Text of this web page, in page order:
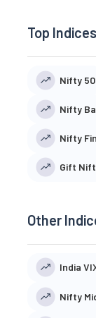
Top Indices
Nifty 50
Nifty
Nifty
Gift
Other
India
Nifty